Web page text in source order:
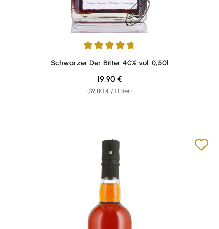
Durchschnittliche Bewertung von 4.87 von 5 Sternen
Schwarzer Der Bitter 40% vol. 0,50l
(39,80 € / 1 Liter)
Regulärer Preis:
19,90 €